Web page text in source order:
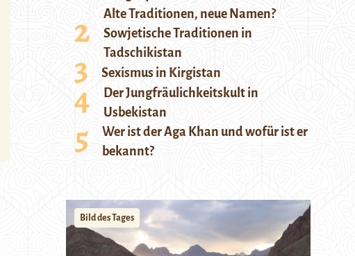
Alte Traditionen, neue Namen?
Sowjetische Traditionen in
Tadschikistan
Sexismus in Kirgistan
Der Jungfräulichkeitskult in
Usbekistan
Wer ist der Aga Khan und wofür ist er
bekannt?
Bild des Tages